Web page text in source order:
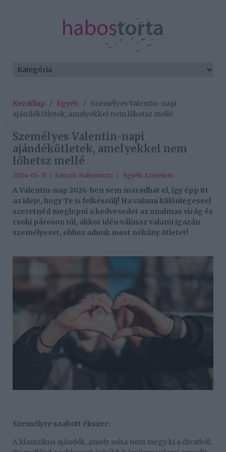
Kezdőlap / Egyéb / Személyes Valentin-napi
ajándékötletek, amelyekkel nem lőhetsz mellé
Személyes Valentin-napi
ajándékötletek, amelyekkel nem
lőhetsz mellé
2024-01-31 / Szerző: Habostorta / Egyéb, Szerelem
A Valentin-nap 2024-ben sem maradhat el, így épp itt
az ideje, hogy Te is felkészülj! Ha valami különlegessel
szeretnéd meglepni a kedvesedet az unalmas virág és
csoki pároson túl, akkor idén válassz valami igazán
személyeset, ehhez adunk most néhány ötletet!
Személyre szabott ékszer:
A klasszikus ajándék, amely soha nem megy ki a divatból.